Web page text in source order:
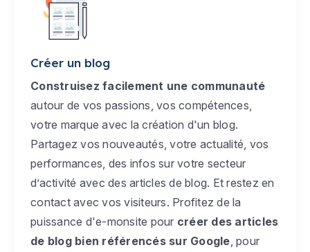
Créer un blog
Construisez facilement une communauté
autour de vos passions, vos compétences,
votre marque avec la création d'un blog.
Partagez vos nouveautés, votre actualité, vos
performances, des infos sur votre secteur
d’activité avec des articles de blog. Et restez en
contact avec vos visiteurs. Profitez de la
puissance d'e-monsite pour créer des articles
de blog bien référencés sur Google , pour